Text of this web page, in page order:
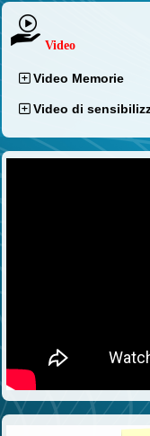
Video
Video Memorie
Video di